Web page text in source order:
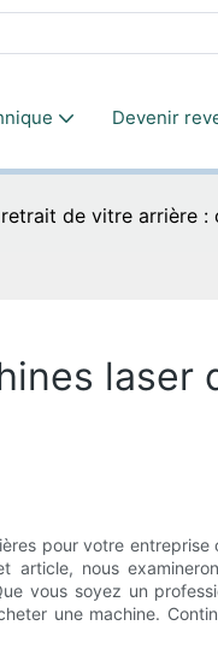
Devenir
de vitre arrière
pour votre
nous
vous soyez un
une machine.